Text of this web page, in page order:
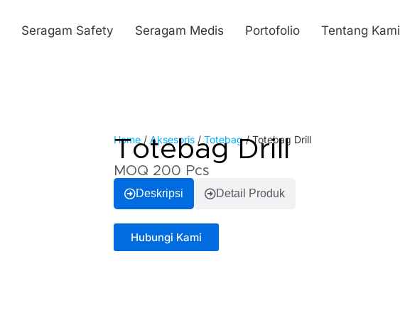
Seragam Safety Seragam Medis Portofolio Tentang Kami
Home / Aksesoris / Totebag/ Totebag Drill
Totebag Drill
MOQ 200 Pcs
Deskripsi Detail Produk
Hubungi Kami